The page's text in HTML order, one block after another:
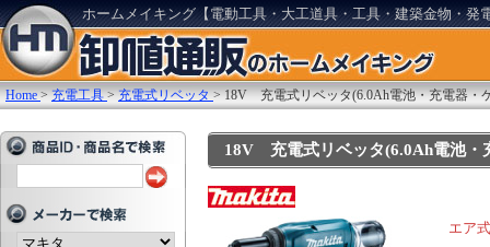
ホームメイキング【電動工具・大工道具・工具・建築金物・発
Home >充電工具 >充電式リベッタ >18V 充電式リベッタ(6.0Ah電池・充電器・
18V 充電式リベッタ(6.0Ah電池・
エア